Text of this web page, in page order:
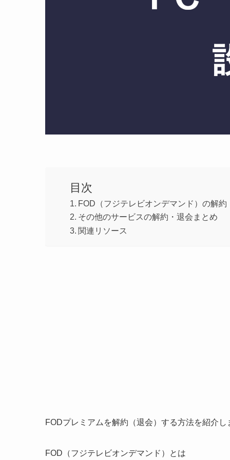
目次
FOD（フジテレビオンデマンド）の解約
その他のサービスの解約・退会まとめ
関連リソース
FODプレミアムを解約（退会）する方法を紹介し
FOD（フジテレビオンデマンド）とは